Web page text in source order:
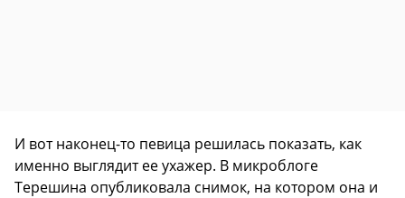
И вот наконец-то певица решилась показать, как
именно выглядит ее ухажер. В микроблоге
Терешина опубликовала снимок, на котором она и